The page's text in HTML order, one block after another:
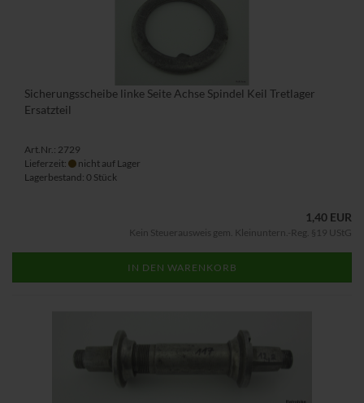
Sicherungsscheibe linke Seite Achse Spindel Keil Tretlager
Ersatzteil
Art.Nr.: 2729
Lieferzeit:
nicht auf Lager
Lagerbestand: 0 Stück
1,40 EUR
Kein Steuerausweis gem. Kleinuntern.-Reg. §19 UStG
IN DEN WARENKORB